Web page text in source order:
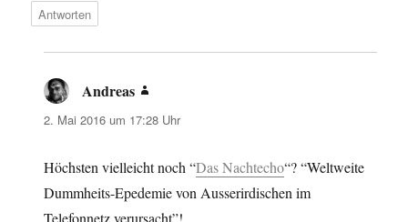
Antworten
Andreas
2. Mai 2016 um 17:28 Uhr
Höchsten vielleicht noch “Das Nachtecho“? “Weltweite
Dummheits-Epedemie von Ausserirdischen im
Telefonnetz verursacht”!